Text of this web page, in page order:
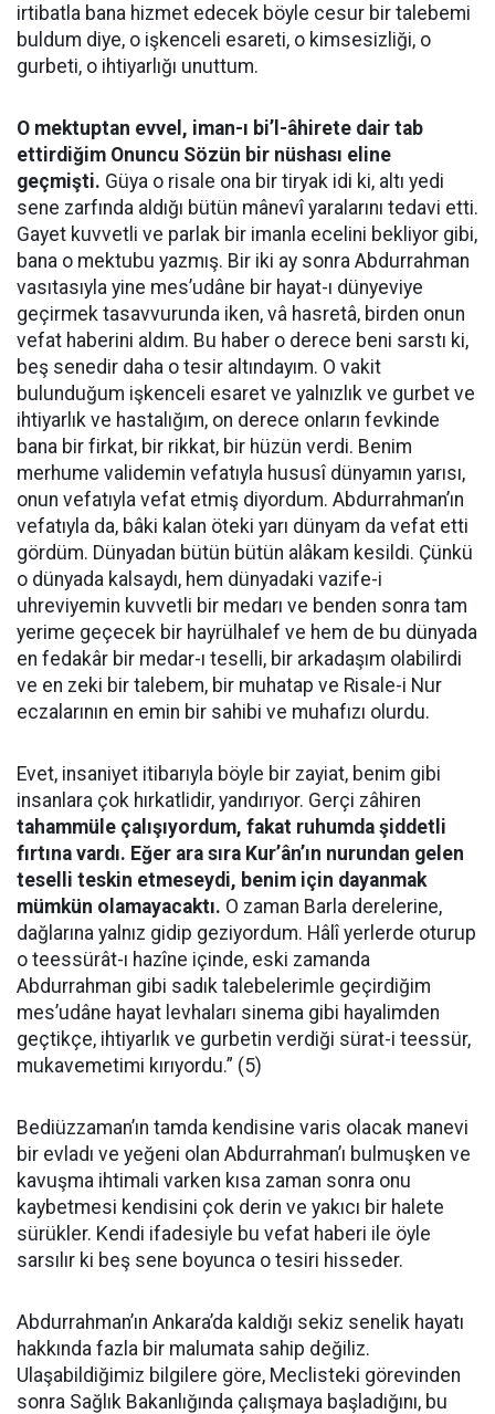
irtibatla bana hizmet edecek böyle cesur bir talebemi
buldum diye, o işkenceli esareti, o kimsesizliği, o
gurbeti, o ihtiyarlığı unuttum.
O mektuptan evvel, iman-ı bi’l-âhirete dair tab
ettirdiğim Onuncu Sözün bir nüshası eline
geçmişti. Güya o risale ona bir tiryak idi ki, altı yedi
sene zarfında aldığı bütün mânevî yaralarını tedavi etti.
Gayet kuvvetli ve parlak bir imanla ecelini bekliyor gibi,
bana o mektubu yazmış. Bir iki ay sonra Abdurrahman
vasıtasıyla yine mes’udâne bir hayat-ı dünyeviye
geçirmek tasavvurunda iken, vâ hasretâ, birden onun
vefat haberini aldım. Bu haber o derece beni sarstı ki,
beş senedir daha o tesir altındayım. O vakit
bulunduğum işkenceli esaret ve yalnızlık ve gurbet ve
ihtiyarlık ve hastalığım, on derece onların fevkinde
bana bir firkat, bir rikkat, bir hüzün verdi. Benim
merhume validemin vefatıyla hususî dünyamın yarısı,
onun vefatıyla vefat etmiş diyordum. Abdurrahman’ın
vefatıyla da, bâki kalan öteki yarı dünyam da vefat etti
gördüm. Dünyadan bütün bütün alâkam kesildi. Çünkü
o dünyada kalsaydı, hem dünyadaki vazife-i
uhreviyemin kuvvetli bir medarı ve benden sonra tam
yerime geçecek bir hayrülhalef ve hem de bu dünyada
en fedakâr bir medar-ı teselli, bir arkadaşım olabilirdi
ve en zeki bir talebem, bir muhatap ve Risale-i Nur
eczalarının en emin bir sahibi ve muhafızı olurdu.
Evet, insaniyet itibarıyla böyle bir zayiat, benim gibi
insanlara çok hırkatlidir, yandırıyor. Gerçi zâhiren
tahammüle çalışıyordum, fakat ruhumda şiddetli
fırtına vardı. Eğer ara sıra Kur’ân’ın nurundan gelen
teselli teskin etmeseydi, benim için dayanmak
mümkün olamayacaktı. O zaman Barla derelerine,
dağlarına yalnız gidip geziyordum. Hâlî yerlerde oturup
o teessürât-ı hazîne içinde, eski zamanda
Abdurrahman gibi sadık talebelerimle geçirdiğim
mes’udâne hayat levhaları sinema gibi hayalimden
geçtikçe, ihtiyarlık ve gurbetin verdiği sürat-i teessür,
mukavemetimi kırıyordu.” (5)
Bediüzzaman’ın tamda kendisine varis olacak manevi
bir evladı ve yeğeni olan Abdurrahman’ı bulmuşken ve
kavuşma ihtimali varken kısa zaman sonra onu
kaybetmesi kendisini çok derin ve yakıcı bir halete
sürükler. Kendi ifadesiyle bu vefat haberi ile öyle
sarsılır ki beş sene boyunca o tesiri hisseder.
Abdurrahman’ın Ankara’da kaldığı sekiz senelik hayatı
hakkında fazla bir malumata sahip değiliz.
Ulaşabildiğimiz bilgilere göre, Meclisteki görevinden
sonra Sağlık Bakanlığında çalışmaya başladığını, bu